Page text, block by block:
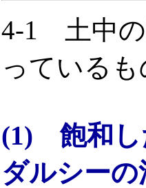
4-1 土中の
っているも
(1) 飽和し
ダルシーの